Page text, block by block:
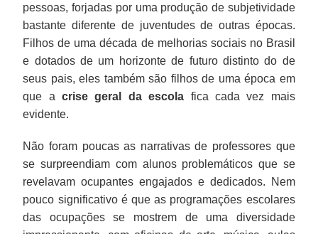
pessoas, forjadas por uma produção de subjetividade
bastante diferente de juventudes de outras épocas.
Filhos de uma década de melhorias sociais no Brasil
e dotados de um horizonte de futuro distinto do de
seus pais, eles também são filhos de uma época em
que a crise geral da escola fica cada vez mais
evidente.
Não foram poucas as narrativas de professores que
se surpreendiam com alunos problemáticos que se
revelavam ocupantes engajados e dedicados. Nem
pouco significativo é que as programações escolares
das ocupações se mostrem de uma diversidade